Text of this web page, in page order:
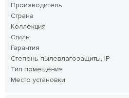
Производитель
Страна
Коллекция
Стиль
Гарантия
Степень пылевлагозащиты, IP
Тип помещения
Место установки